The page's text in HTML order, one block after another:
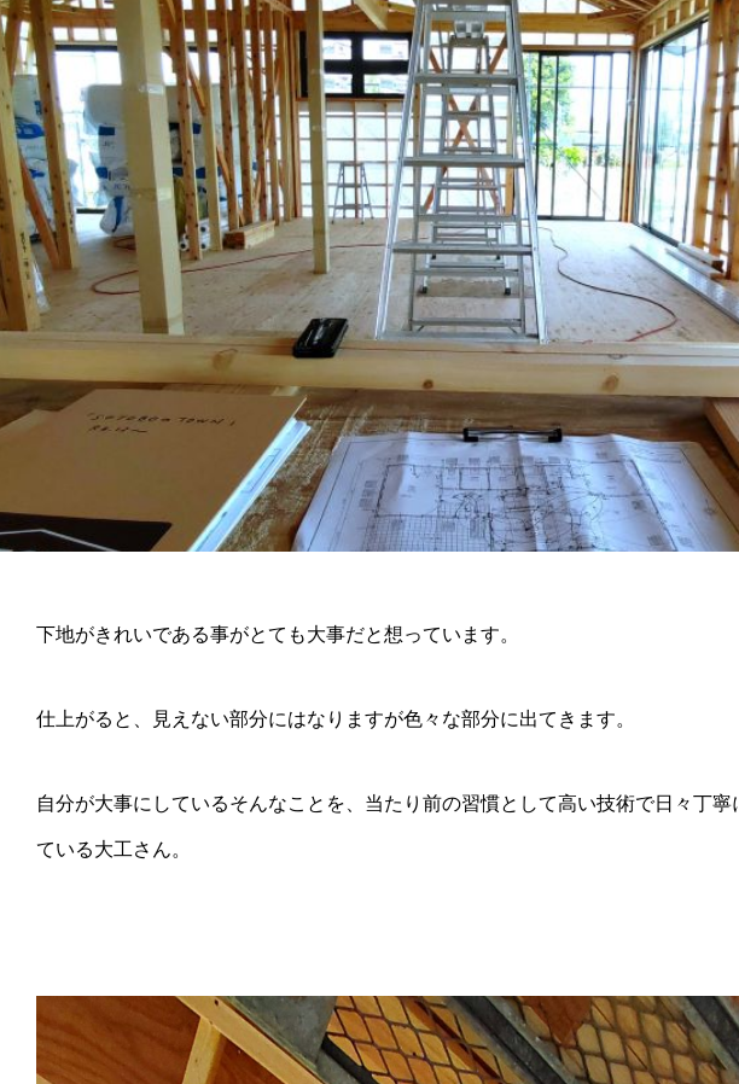
下地がきれいである事がとても大事だと想っています。
仕上がると、見えない部分にはなりますが色々な部分に出てきます。
自分が大事にしているそんなことを、当たり前の習慣として高い技術で日々丁寧
ている大工さん。